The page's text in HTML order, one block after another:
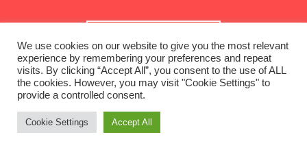
We use cookies on our website to give you the most relevant
experience by remembering your preferences and repeat
visits. By clicking “Accept All”, you consent to the use of ALL
the cookies. However, you may visit "Cookie Settings" to
provide a controlled consent.
Cookie Settings Accept All